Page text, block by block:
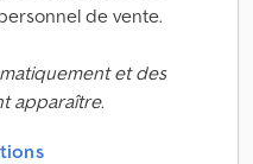
de vente.
et des
apparaître.